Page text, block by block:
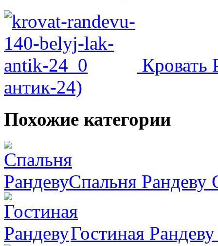
Кровать
антик-24)
Похожие категории
Спальня Рандеву
Гостиная Рандеву